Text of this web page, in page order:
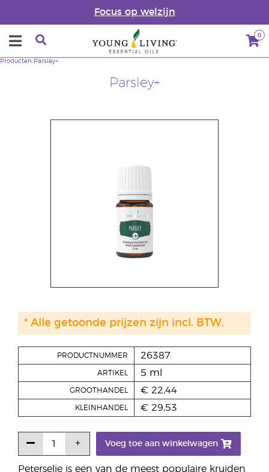
Focus op welzijn
0
Parsley+
Producten Parsley+
Peterselie is een van de meest populaire kruiden
PRODUCTNUMMER 26387
ARTIKEL 5 ml
GROOTHANDEL € 22,44
KLEINHANDEL € 29,53
Voeg toe aan winkelwagen
* Alle getoonde prijzen zijn incl. BTW.